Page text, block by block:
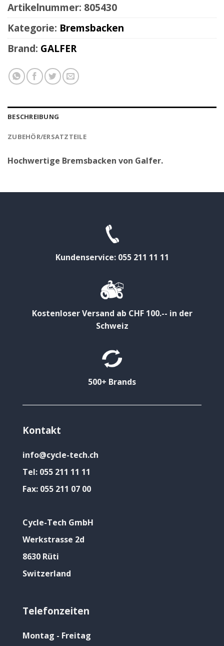
Artikelnummer: 805430
Kategorie: Bremsbacken
Brand: GALFER
BESCHREIBUNG
ZUBEHÖR/ERSATZTEILE
Hochwertige Bremsbacken von Galfer.
Kundenservice: 055 211 11 11
Kostenloser Versand ab CHF 100.-- in der
Schweiz
500+ Brands
Kontakt
info@cycle-tech.ch
Tel: 055 211 11 11
Fax: 055 211 07 00
Cycle-Tech GmbH
Werkstrasse 2d
8630 Rüti
Switzerland
Telefonzeiten
Montag - Freitag